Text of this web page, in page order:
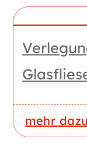
mehr dazu